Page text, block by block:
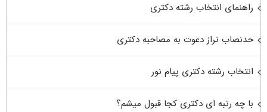
راهنمای انتخاب رشته دکتری
حدنصاب تراز دعوت به مصاحبه دکتری
انتخاب رشته دکتری پیام نور
با چه رتبه ای دکتری کجا قبول میشم؟